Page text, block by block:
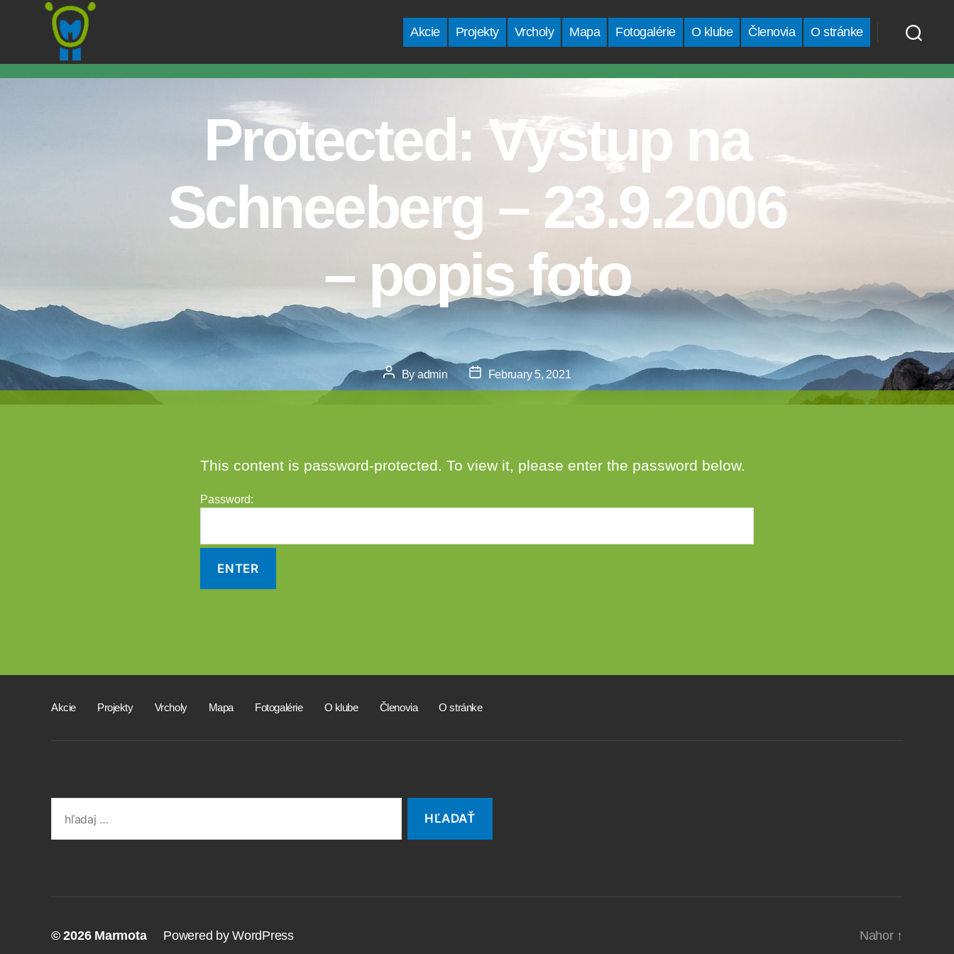
Akcie Projekty Vrcholy Mapa Fotogalérie O klube Členovia O stránke
Protected: Výstup na
Schneeberg – 23.9.2006
– popis foto
Post
author
By admin
Post
date
February 5, 2021
This content is password-protected. To view it, please enter the password below.
Password:
Akcie Projekty Vrcholy Mapa Fotogalérie O klube Členovia O stránke
for:
© 2026 Marmota Powered by WordPress Nahor ↑